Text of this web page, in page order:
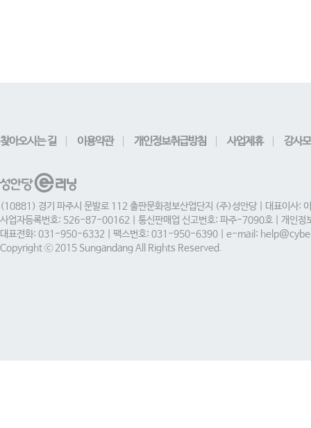
찾아오시는 길 이용약관 개인정보취급방침 사업제휴 강사
(10881) 경기 파주시 문발로 112 출판문화정보산업단지 (주)성안당 | 대표이사:
사업자등록번호: 526-87-00162 | 통신판매업 신고번호: 파주-7090호 | 개인정
대표전화: 031-950-6332 | 팩스번호: 031-950-6390 | e-mail:
Copyright ⓒ 2015 Sungandang All Rights Reserved.